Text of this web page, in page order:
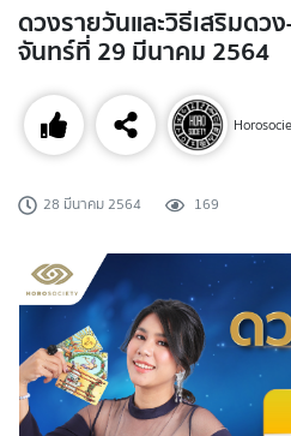
ดวงรายวันและวิธีเสริมดว
จันทร์ที่ 29 มีนาคม 2564
28 มีนาคม 2564 169